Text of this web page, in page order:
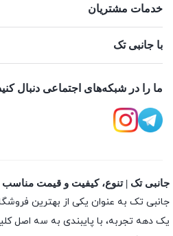
خدمات مشتریان
با جانبی تک
ما را در شبکه‌های اجتماعی دنبال
جانبی تک | تنوع، کیفیت و قیمت مناسب
جانبی تک به عنوان یکی از بهترین
یک دهه تجربه، با پایبندی به سه اصل